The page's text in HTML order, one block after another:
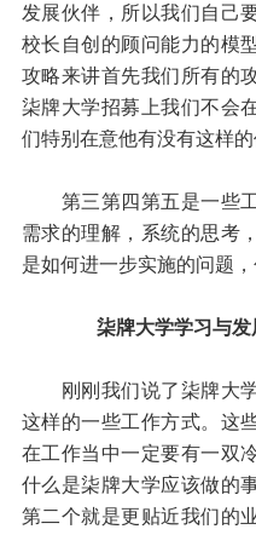
发展伙伴，所以我们自己
校长自创的顾问能力的模
攻略来讲首先我们所有的
柒牌大学招募上我们不会
们特别在意他有没有这样的
第三第四第五是一些工
需求的理解，系统的思考
是如何进一步实施的问题，
柒牌大学学习与发
刚刚我们说了柒牌大学
这样的一些工作方式。这
在工作当中一定要有一双
什么是柒牌大学应该做的
第二个就是更贴近我们的